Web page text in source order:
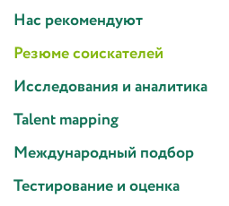
Нас рекомендуют
Резюме соискателей
Исследования и аналитика
Talent mapping
Международный подбор
Тестирование и оценка